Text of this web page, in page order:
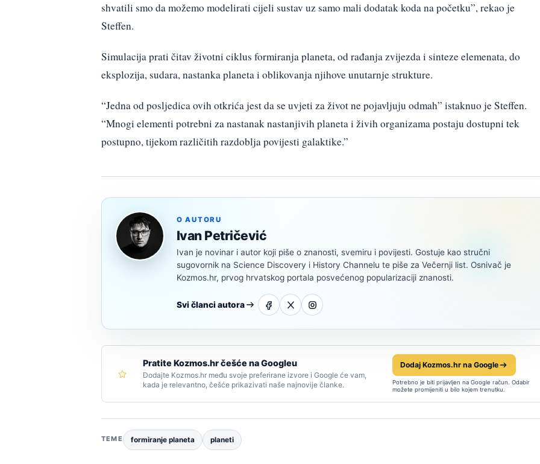
shvatili smo da možemo modelirati cijeli sustav uz samo mali dodatak koda na početku”, rekao je
Steffen.
Simulacija prati čitav životni ciklus formiranja planeta, od rađanja zvijezda i sinteze elemenata, do
eksplozija, sudara, nastanka planeta i oblikovanja njihove unutarnje strukture.
“Jedna od posljedica ovih otkrića jest da se uvjeti za život ne pojavljuju odmah” istaknuo je Steffen.
“Mnogi elementi potrebni za nastanak nastanjivih planeta i živih organizama postaju dostupni tek
postupno, tijekom različitih razdoblja povijesti galaktike.”
O AUTORU
Ivan Petričević
Ivan je novinar i autor koji piše o znanosti, svemiru i povijesti. Gostuje kao stručni
sugovornik na Science Discovery i History Channelu te piše za Večernji list. Osnivač je
Kozmos.hr, prvog hrvatskog portala posvećenog popularizaciji znanosti.
Svi članci autora
Pratite Kozmos.hr češće na Googleu
Dodajte Kozmos.hr među svoje preferirane izvore i Google će vam,
kada je relevantno, češće prikazivati naše najnovije članke.
Dodaj Kozmos.hr na Google
Potrebno je biti prijavljen na Google račun. Odabir
možete promijeniti u bilo kojem trenutku.
TEME formiranje planeta planeti